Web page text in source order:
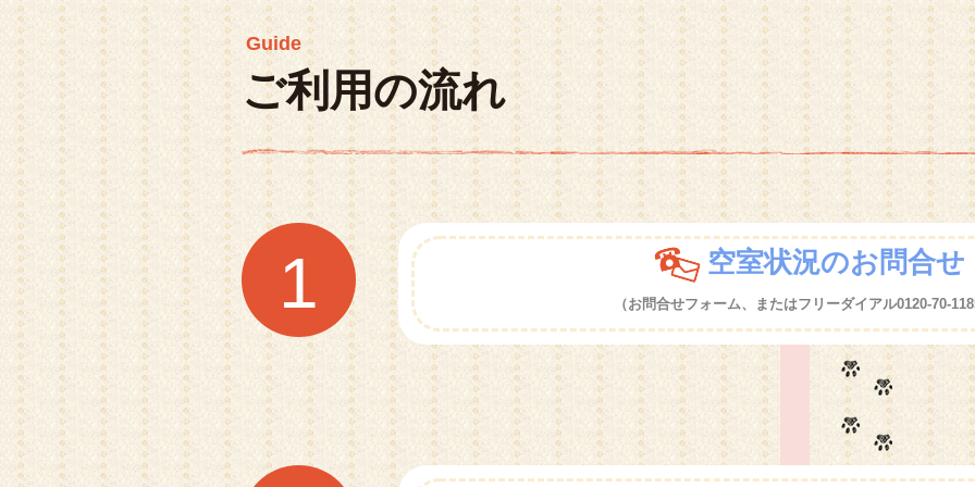
Guide
ご利用の流れ
1 空室状況のお問合せ
（お問合せフォーム、またはフリーダイアル0120-70-